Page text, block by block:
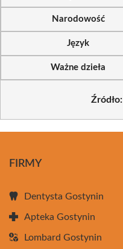
Narodowość
Język
Ważne dzieła
Źródło:
FIRMY
Dentysta Gostynin
Apteka Gostynin
Lombard Gostynin